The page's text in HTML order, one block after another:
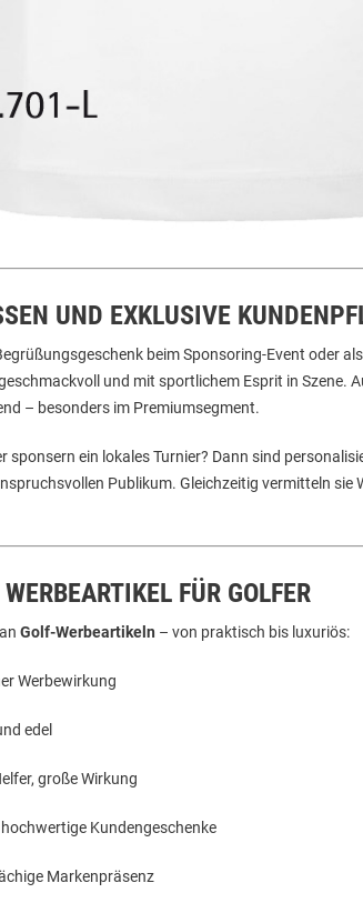
UND EXKLUSIVE
beim Sponsoring-Event oder
und mit sportlichem Esprit in
– besonders im Premiumsegment.
sponsern ein lokales Turnier? Dann sind
Publikum. Gleichzeitig vermitteln
FÜR GOLFER
Golf-Werbeartikeln – von praktisch bis luxuriös:
Werbewirkung
edel
große Wirkung
Kundengeschenke
Markenpräsenz